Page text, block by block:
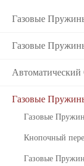
Газовые
Газовые
Газовые
Газовые
Кнопочный
Газовые